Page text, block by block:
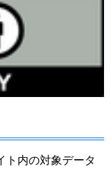
内の対象データ